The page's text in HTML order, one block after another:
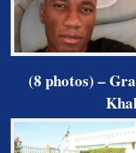
(8 photos) –